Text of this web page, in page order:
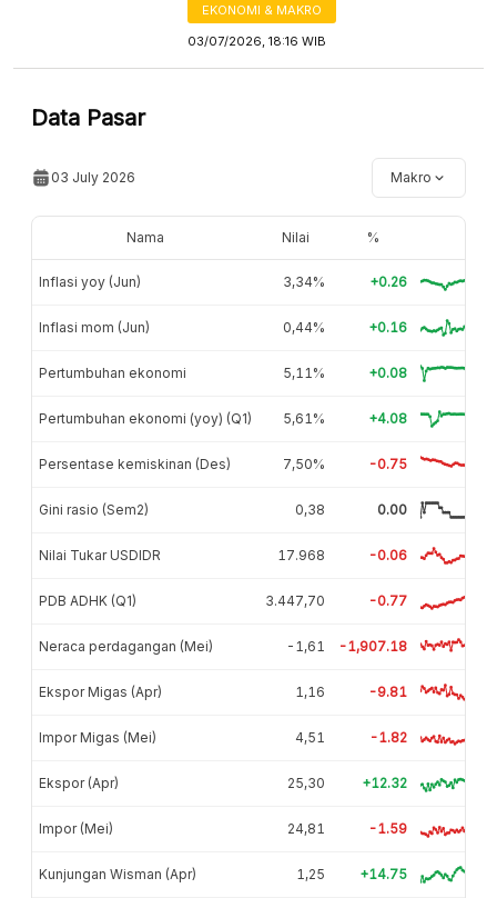
EKONOMI & MAKRO
03/07/2026, 18:16 WIB
Data Pasar
03 July 2026 Makro
Nama Nilai %
Inflasi yoy (Jun) 3,34% +0.26
Inflasi mom (Jun) 0,44% +0.16
Pertumbuhan ekonomi 5,11% +0.08
Pertumbuhan ekonomi (yoy) (Q1) 5,61% +4.08
Persentase kemiskinan (Des) 7,50% -0.75
Gini rasio (Sem2) 0,38 0.00
Nilai Tukar USDIDR 17.968 -0.06
PDB ADHK (Q1) 3.447,70 -0.77
Neraca perdagangan (Mei) -1,61 -1,907.18
Ekspor Migas (Apr) 1,16 -9.81
Impor Migas (Mei) 4,51 -1.82
Ekspor (Apr) 25,30 +12.32
Impor (Mei) 24,81 -1.59
Kunjungan Wisman (Apr) 1,25 +14.75